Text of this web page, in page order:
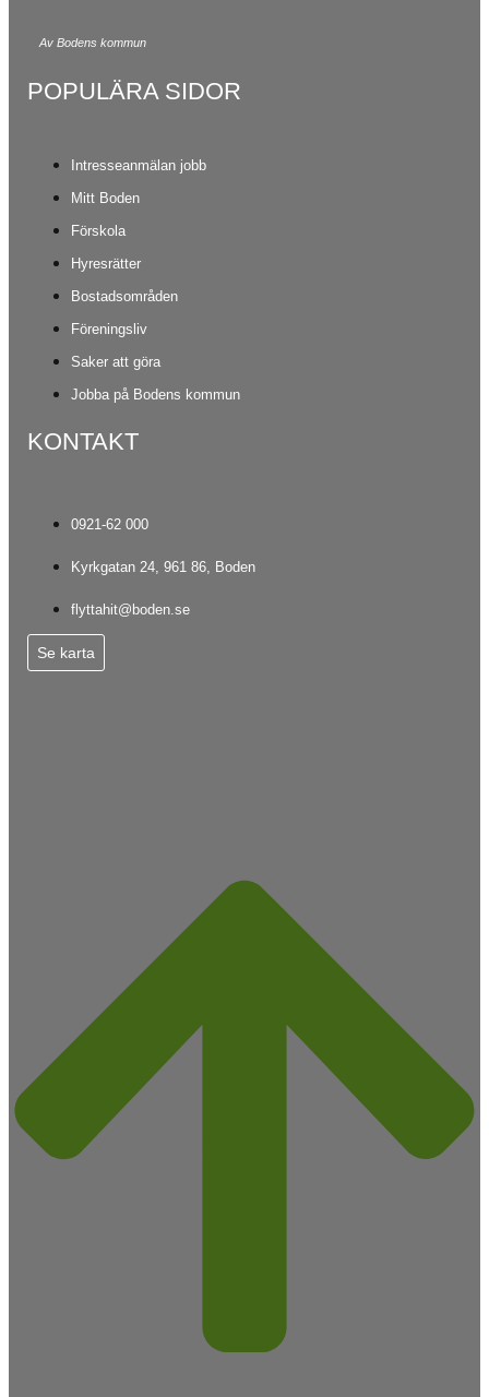
Av Bodens kommun
POPULÄRA SIDOR
Intresseanmälan jobb
Mitt Boden
Förskola
Hyresrätter
Bostadsområden
Föreningsliv
Saker att göra
Jobba på Bodens kommun
KONTAKT
0921-62 000
Kyrkgatan 24, 961 86, Boden
flyttahit@boden.se
Se karta